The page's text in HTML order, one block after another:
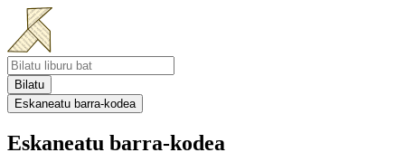
Bilatu
Eskaneatu barra-kodea
Eskaneatu barra-kodea